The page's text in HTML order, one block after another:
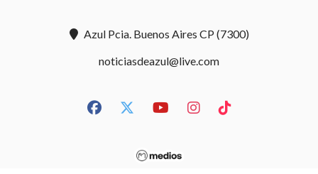
Azul Pcia. Buenos Aires CP (7300)
noticiasdeazul@live.com